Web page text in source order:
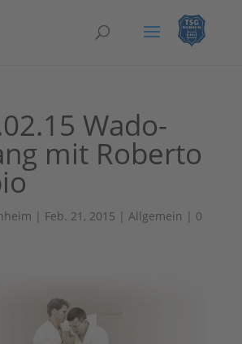
Wado-
mit Roberto
| Feb. 21, 2015 | Allgemein | 0